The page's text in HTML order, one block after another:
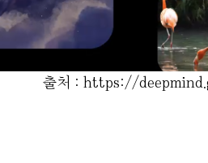
출처 : https://